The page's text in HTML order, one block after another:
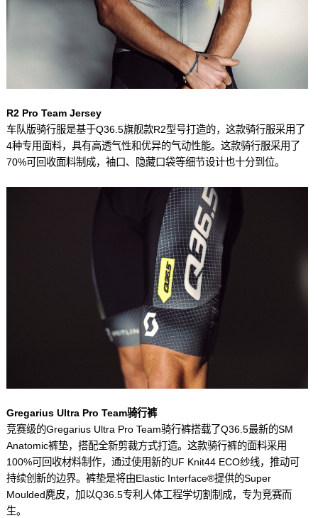
R2 Pro Team Jersey
车队版骑行服是基于Q36.5旗舰款R2型号打造的，这款骑行服采用了
4种专用面料，具有高透气性和优异的气动性能。这款骑行服采用了
70%可回收面料制成，袖口、隐藏口袋等细节设计也十分到位。
Gregarius Ultra Pro Team骑行裤
竞赛级的Gregarius Ultra Pro Team骑行裤搭载了Q36.5最新的SM
Anatomic裤垫，搭配全新剪裁方式打造。这款骑行裤的面料采用
100%可回收材料制作，通过使用新的UF Knit44 ECO纱线，推动可
持续创新的边界。裤垫是将由Elastic Interface®提供的Super
Moulded麂皮，加以Q36.5专利人体工程学切割制成，专为竞赛而
生。